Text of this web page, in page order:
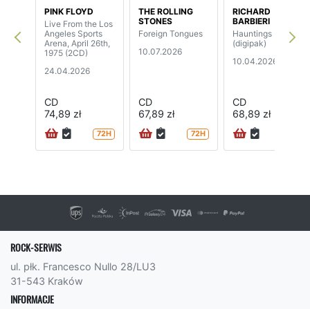
PINK FLOYD
Live From the Los
Angeles Sports
Arena, April 26th,
1975 (2CD)
24.04.2026
CD
74,89 zł
72H
THE ROLLING
STONES
Foreign Tongues
10.07.2026
CD
67,89 zł
72H
RICHARD
BARBIERI
Hauntings
(digipak)
10.04.2026
CD
68,89 zł
ROCK-SERWIS
ul. płk. Francesco Nullo 28/LU3
31-543 Kraków
INFORMACJE